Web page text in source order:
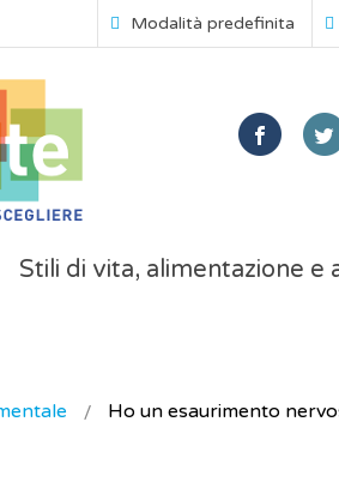
Modalità predefinita
Stili di vita, alimentazione e
Ho un esaurimento